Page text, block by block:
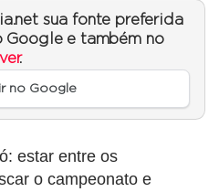
sua fonte preferida
Google e também no
.
no Google
estar entre os
o campeonato e